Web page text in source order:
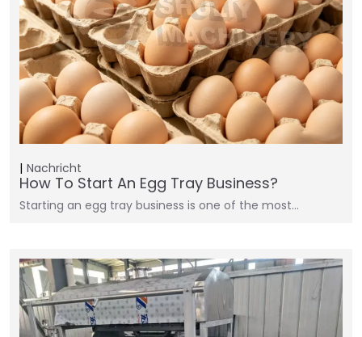
Nachricht
How To Start An Egg Tray Business?
Starting an egg tray business is one of the most…